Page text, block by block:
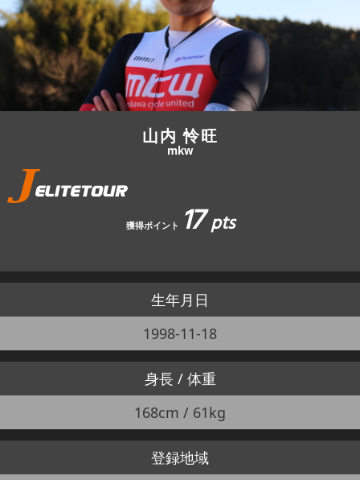
エントリー
JBCF ROAD SERIESとは
山内 怜旺
mkw
獲得ポイント 17pts
生年月日
1998-11-18
身長 / 体重
168cm / 61kg
登録地域